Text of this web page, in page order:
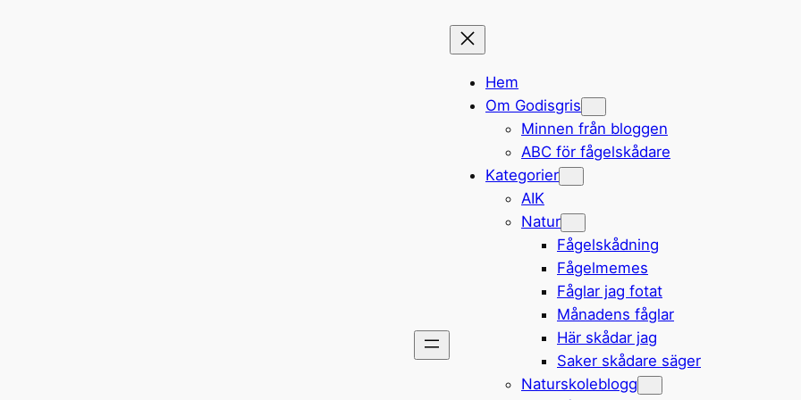
Hem
Om Godisgris
Minnen från bloggen
ABC för fågelskådare
Kategorier
AIK
Natur
Fågelskådning
Fågelmemes
Fåglar jag fotat
Månadens fåglar
Här skådar jag
Saker skådare säger
Naturskoleblogg